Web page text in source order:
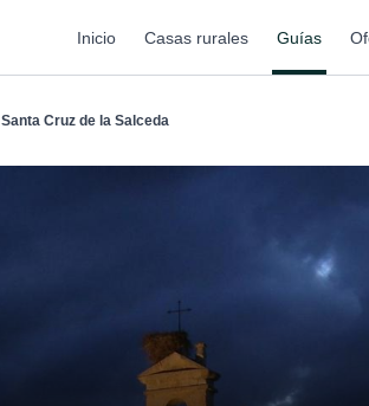
Inicio Casas rurales Guías
Santa Cruz de la Salceda